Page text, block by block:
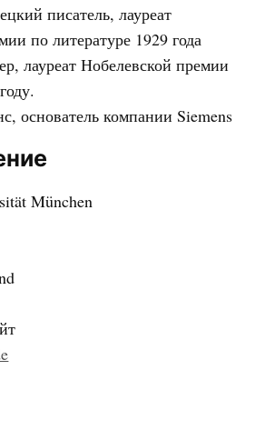
писатель, лауреат
по литературе 1929 года
лауреат Нобелевской премии
основатель компании Siemens
München